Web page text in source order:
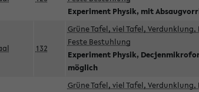
Experiment Physik, mit
132
Grüne Tafel, viel Tafel,
Feste Bestuhlung
Experiment Physik,
möglich
Grüne Tafel, viel Tafel,